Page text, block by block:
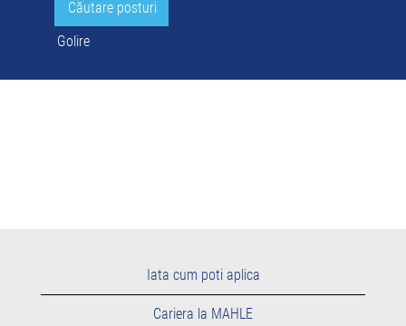
Golire
Iata cum poti aplica
Cariera la MAHLE